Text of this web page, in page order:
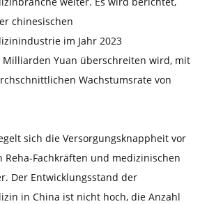
chinesischen
im Jahr 2023
Milliarden Yuan überschreiten wird, mit
Wachstumsrate von
sich die Versorgungsknappheit vor
Reha-Fachkräften und medizinischen
Der Entwicklungsstand der
in China ist nicht hoch, die Anzahl